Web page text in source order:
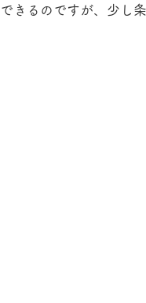
できるのですが、少し